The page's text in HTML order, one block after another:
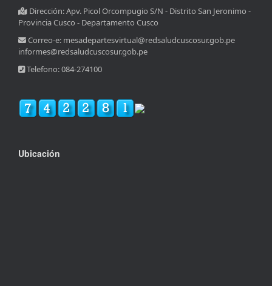
Dirección: Apv. Picol Orcompugio S/N - Distrito San Jeronimo -
Provincia Cusco - Departamento Cusco
Correo-e: mesadepartesvirtual@redsaludcuscosur.gob.pe
informes@redsaludcuscosur.gob.pe
Telefono: 084-274100
Ubicación